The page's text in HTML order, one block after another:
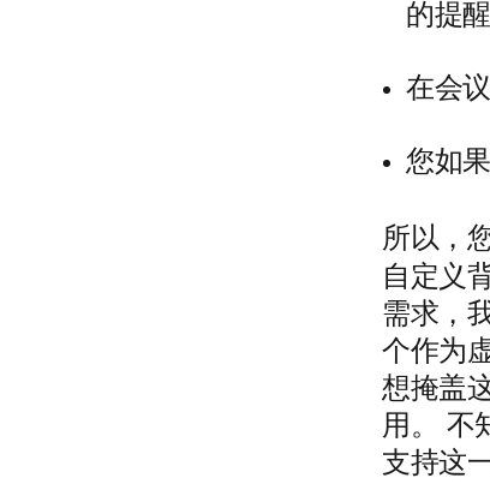
的提醒
在会
您如
所以，
自定义
需求，
个作为
想掩盖
用。 不
支持这